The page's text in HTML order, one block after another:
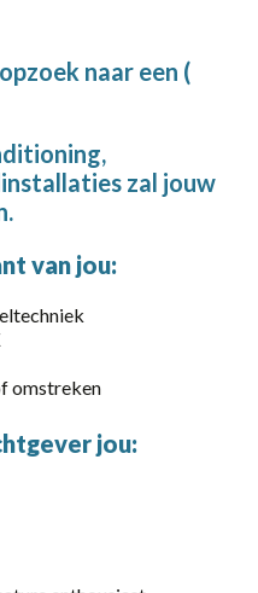
naar een (
zal jouw
van jou:
omstreken
jou: